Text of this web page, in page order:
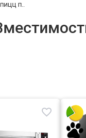
п..